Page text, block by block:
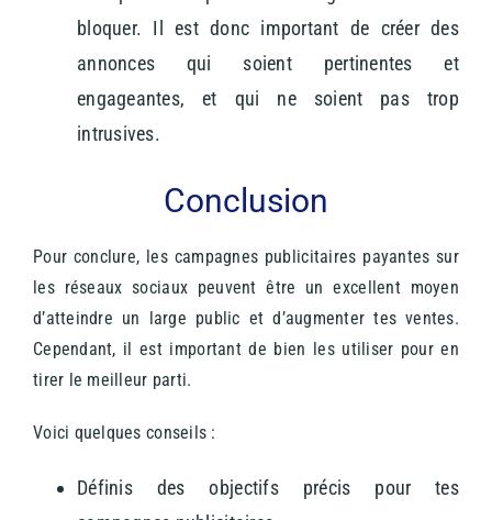
bloquer. Il est donc important de créer des
annonces qui soient pertinentes et
engageantes, et qui ne soient pas trop
intrusives.
Conclusion
Pour conclure, les campagnes publicitaires payantes sur
les réseaux sociaux peuvent être un excellent moyen
d’atteindre un large public et d’augmenter tes ventes.
Cependant, il est important de bien les utiliser pour en
tirer le meilleur parti.
Voici quelques conseils :
Définis des objectifs précis pour tes